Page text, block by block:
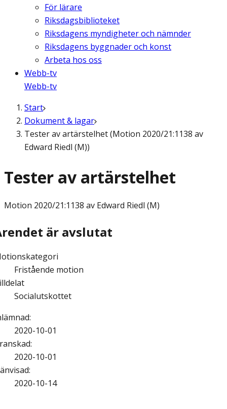
För lärare
Riksdagsbiblioteket
Riksdagens myndigheter och nämnder
Riksdagens byggnader och konst
Arbeta hos oss
Webb-tv
Webb-tv
Start
Dokument & lagar
Tester av artärstelhet (Motion 2020/21:1138 av
Edward Riedl (M))
Tester av artärstelhet
Motion 2020/21:1138 av Edward Riedl (M)
är avslutat
Fristående motion
Socialutskottet
:
2020-10-01
:
2020-10-01
:
2020-10-14